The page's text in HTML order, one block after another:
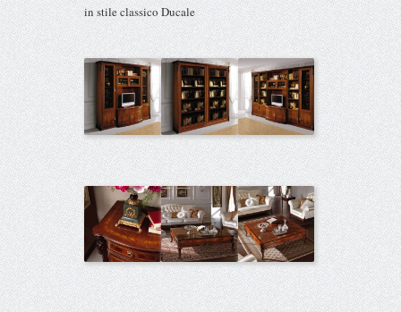
in stile classico Ducale